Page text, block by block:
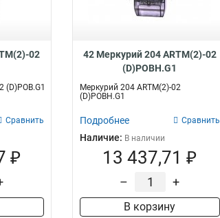
02
(D)POB.G1
Сравнить
₽
42 Меркурий 204 ARTM(2)-02
(D)POBH.G1
Меркурий 204 ARTM(2)-02
(D)POBH.G1
Подробнее Сравнить
Наличие: В наличии
13 437,71 ₽
– +
В корзину